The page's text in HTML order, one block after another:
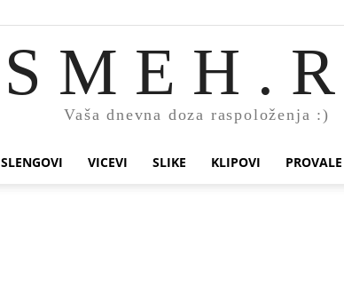
S M E H . R
Vaša dnevna doza raspoloženja :)
SLENGOVI VICEVI SLIKE KLIPOVI PROVALE